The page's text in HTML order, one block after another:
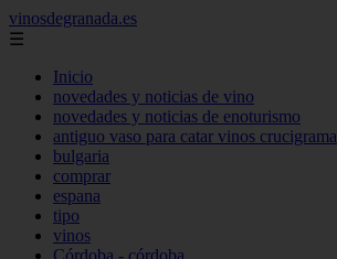
vinosdegranada.es
☰
Inicio
novedades y noticias de vino
novedades y noticias de enoturismo
antiguo vaso para catar vinos crucigrama
bulgaria
comprar
espana
tipo
vinos
Córdoba - córdoba